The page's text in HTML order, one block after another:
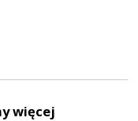
więcej